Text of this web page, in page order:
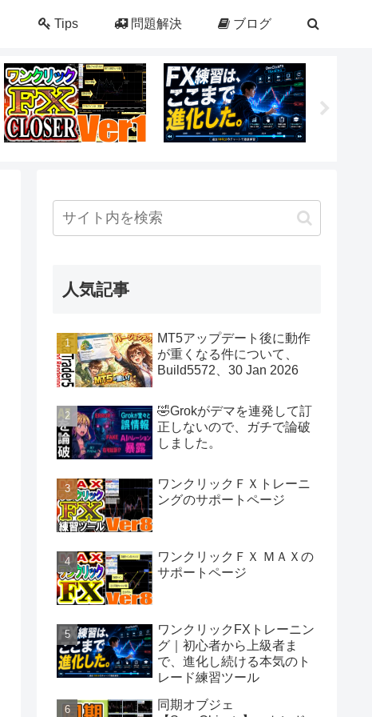
Tips 問題解決 ブログ
人気記事
MT5アップデート後に動作
が重くなる件について、
Build5572、30 Jan 2026
🤣Grokがデマを連発して訂
正しないので、ガチで論破
しました。
ワンクリックＦＸトレーニ
ングのサポートページ
ワンクリックＦＸ ＭＡＸの
サポートページ
ワンクリックFXトレーニン
グ｜初心者から上級者ま
で、進化し続ける本気のト
レード練習ツール
同期オブジェ